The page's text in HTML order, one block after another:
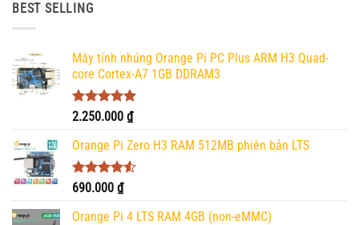
BEST SELLING
Máy tính nhúng Orange Pi PC Plus ARM H3 Quad-
core Cortex-A7 1GB DDRAM3
Được xếp
5 sao
2.250.000 ₫
Orange Pi Zero H3 RAM 512MB phiên bản LTS
Được xếp
4.50
5 sao
690.000 ₫
Orange Pi 4 LTS RAM 4GB (non-eMMC)